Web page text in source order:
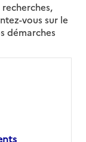
vous sur le
démarches